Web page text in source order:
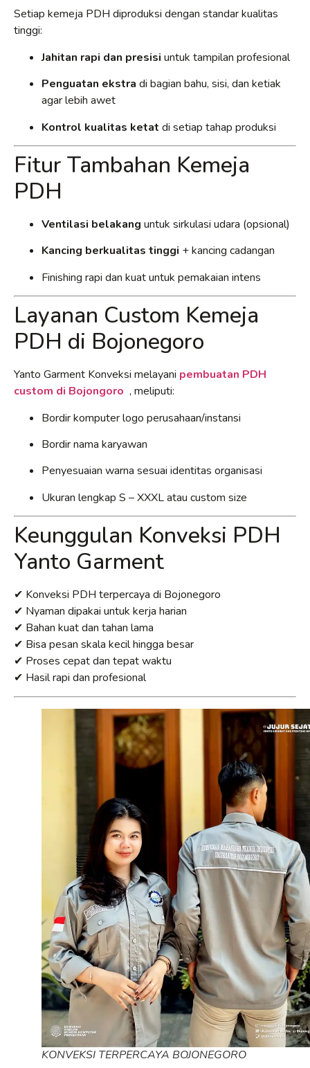
Setiap kemeja PDH diproduksi dengan standar kualitas
tinggi:
Jahitan rapi dan presisi untuk tampilan profesional
Penguatan ekstra di bagian bahu, sisi, dan ketiak
agar lebih awet
Kontrol kualitas ketat di setiap tahap produksi
Fitur Tambahan Kemeja
PDH
Ventilasi belakang untuk sirkulasi udara (opsional)
Kancing berkualitas tinggi + kancing cadangan
Finishing rapi dan kuat untuk pemakaian intens
Layanan Custom Kemeja
PDH di Bojonegoro
Yanto Garment Konveksi melayani pembuatan PDH
custom di Bojongoro , meliputi:
Bordir komputer logo perusahaan/instansi
Bordir nama karyawan
Penyesuaian warna sesuai identitas organisasi
Ukuran lengkap S – XXXL atau custom size
Keunggulan Konveksi PDH
Yanto Garment
✔ Konveksi PDH terpercaya di Bojonegoro
✔ Nyaman dipakai untuk kerja harian
✔ Bahan kuat dan tahan lama
✔ Bisa pesan skala kecil hingga besar
✔ Proses cepat dan tepat waktu
✔ Hasil rapi dan profesional
KONVEKSI TERPERCAYA BOJONEGORO